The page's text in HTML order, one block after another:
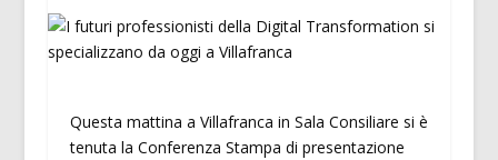
Questa mattina a Villafranca in Sala Consiliare si è
tenuta la Conferenza Stampa di presentazione